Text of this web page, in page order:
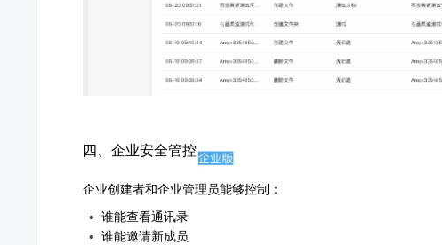
四、企业安全管控
企业创建者和企业管理员能够控制：
谁能查看通讯录
谁能邀请新成员